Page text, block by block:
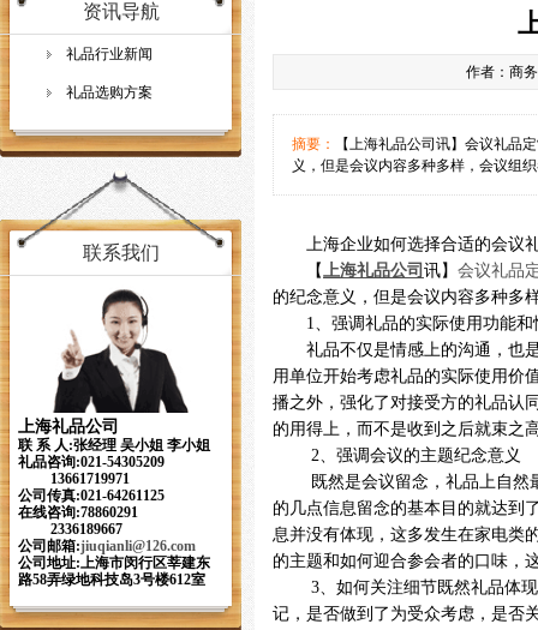
资讯导航
礼品行业新闻
礼品选购方案
联系我们
上海礼品公司
联 系 人:张经理 吴小姐 李小姐
礼品咨询:021-54305209
13661719971
公司传真:021-64261125
在线咨询:78860291
2336189667
公司邮箱:jiuqianli@126.com
公司地址:上海市闵行区莘建东
路58弄绿地科技岛3号楼612室
作者：商
摘要：
【上海礼品公司讯】会议礼品
义，但是会议内容多种多样，会议组
上海企业如何选择合适的会议
【上海礼品公司 讯】 会议礼品
的纪念意义，但是会议内容多种多
1、强调礼品的实际使用功能和
礼品不仅是情感上的沟通，也
用单位开始考虑礼品的实际使用价
播之外，强化了对接受方的礼品认
的用得上，而不是收到之后就束之
2、强调会议的主题纪念意义
既然是会议留念，礼品上自
的几点信息留念的基本目的就达到
息并没有体现，这多发生在家电类
的主题和如何迎合参会者的口味，
3、如何关注细节既然礼品体
记，是否做到了为受众考虑，是否